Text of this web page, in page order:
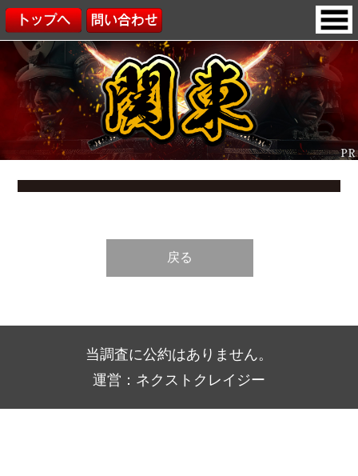
戻る
当調査に公約はありません。
運営：ネクストクレイジー